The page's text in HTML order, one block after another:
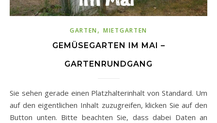
GARTEN ,MIETGARTEN
GEMÜSEGARTEN IM MAI –
GARTENRUNDGANG
Sie sehen gerade einen Platzhalterinhalt von Standard. Um
auf den eigentlichen Inhalt zuzugreifen, klicken Sie auf den
Button unten. Bitte beachten Sie, dass dabei Daten an